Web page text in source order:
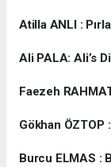
Atilla ANLI :
Ali PALA: Ali’s
Faezeh
Gökhan ÖZTOP
Burcu ELMAS :